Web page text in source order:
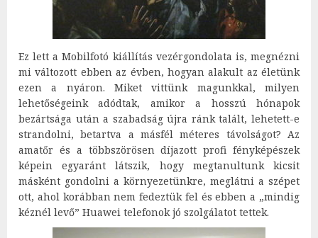
Ez lett a Mobilfotó kiállítás vezérgondolata is, megnézni
mi változott ebben az évben, hogyan alakult az életünk
ezen a nyáron. Miket vittünk magunkkal, milyen
lehetőségeink adódtak, amikor a hosszú hónapok
bezártsága után a szabadság újra ránk talált, lehetett-e
strandolni, betartva a másfél méteres távolságot? Az
amatőr és a többszörösen díjazott profi fényképészek
képein egyaránt látszik, hogy megtanultunk kicsit
másként gondolni a környezetünkre, meglátni a szépet
ott, ahol korábban nem fedeztük fel és ebben a „mindig
kéznél levő” Huawei telefonok jó szolgálatot tettek.